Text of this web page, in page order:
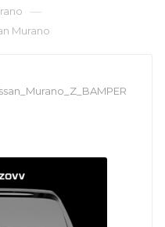
—
Murano